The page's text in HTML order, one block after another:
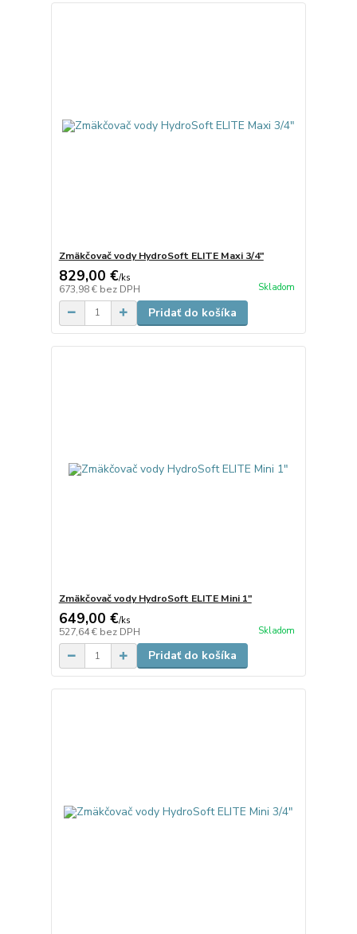
Zmäkčovač vody HydroSoft ELITE Maxi 3/4"
829,00 €/ks
673,98 € bez DPH Skladom
Pridať do košíka
Zmäkčovač vody HydroSoft ELITE Mini 1"
649,00 €/ks
527,64 € bez DPH Skladom
Pridať do košíka